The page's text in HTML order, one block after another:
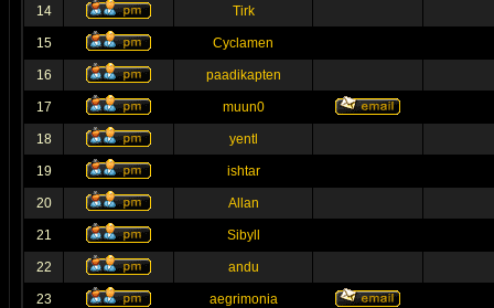
14 Tirk
15 Cyclamen
16 paadikapten
17 muun0
18 yentl
19 ishtar
20 Allan
21 Sibyll
22 andu
23 aegrimonia